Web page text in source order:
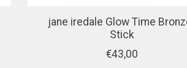
jane iredale Glow Time
Stick
€43,00